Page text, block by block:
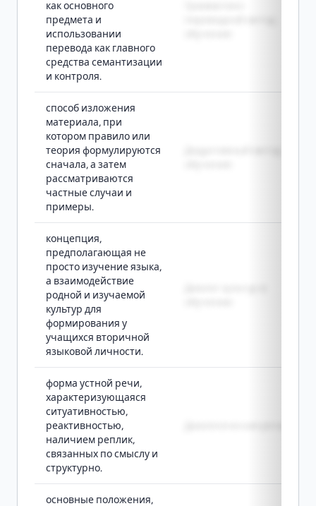
как основного
предмета и
использовании
перевода как главного
средства семантизации
и контроля.
способ изложения
материала, при
котором правило или
теория формулируются
сначала, а затем
рассматриваются
частные случаи и
примеры.
концепция,
предполагающая не
просто изучение языка,
а взаимодействие
родной и изучаемой
культур для
формирования у
учащихся вторичной
языковой личности.
форма устной речи,
характеризующаяся
ситуативностью,
реактивностью,
наличием реплик,
связанных по смыслу и
структурно.
основные положения,